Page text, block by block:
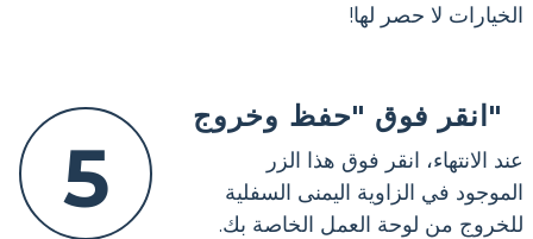
الخيارات لا حصر لها!
5
انقر فوق "حفظ وخروج"
عند الانتهاء، انقر فوق هذا الزر
الموجود في الزاوية اليمنى السفلية
للخروج من لوحة العمل الخاصة بك.